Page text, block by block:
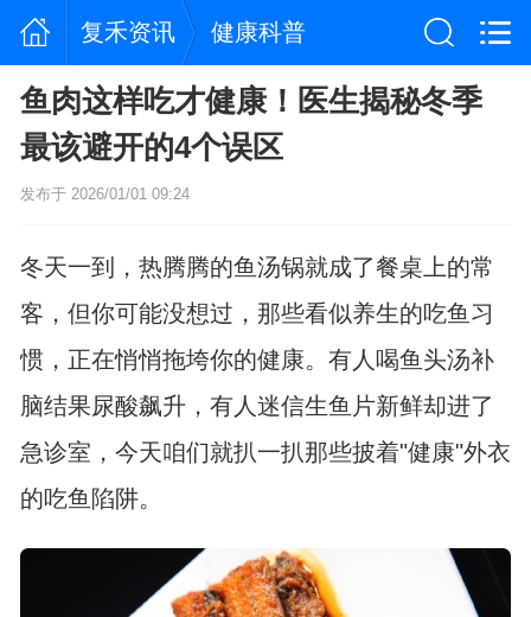
复禾资讯 健康科普
鱼肉这样吃才健康！医生揭秘冬季
最该避开的4个误区
发布于 2026/01/01 09:24
冬天一到，热腾腾的鱼汤锅就成了餐桌上的常
客，但你可能没想过，那些看似养生的吃鱼习
惯，正在悄悄拖垮你的健康。有人喝鱼头汤补
脑结果尿酸飙升，有人迷信生鱼片新鲜却进了
急诊室，今天咱们就扒一扒那些披着"健康"外衣
的吃鱼陷阱。